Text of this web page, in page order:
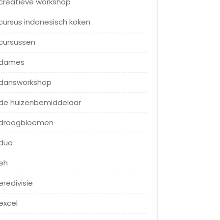
indonesisch koken
huizenbemiddelaar